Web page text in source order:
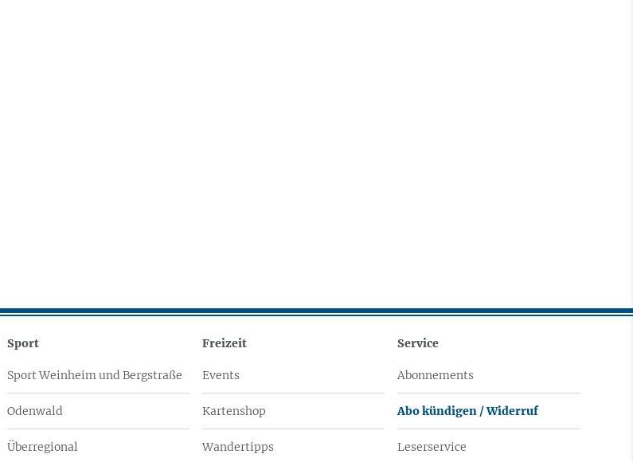
Sport
Sport Weinheim und Bergstraße
Odenwald
Überregional
Freizeit
Events
Kartenshop
Wandertipps
Service
Abonnements
Abo kündigen / Widerruf
Leserservice